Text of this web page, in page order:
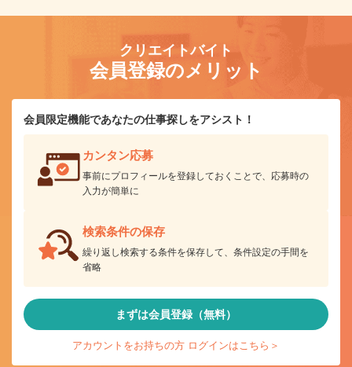
クリエイトバイト
会員登録のメリット
会員限定機能であなたの仕事探しをアシスト！
カンタン応募
事前にプロフィールを登録しておくことで、応募時の
入力が簡単に
検索条件の保存
繰り返し検索する条件を保存して、条件設定の手間を
省略
まずは会員登録（無料）
アカウントをお持ちの方 ログインはこちら＞